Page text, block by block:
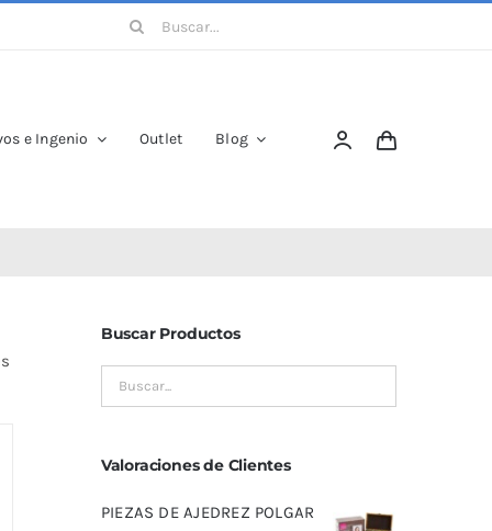
Buscar:
e Ingenio Outlet Blog
Buscar Productos
Valoraciones de Clientes
PIEZAS DE AJEDREZ POLGAR